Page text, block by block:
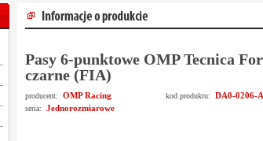
Pasy 6-punktowe OMP Tecnica
czarne (FIA)
producent: OMP Racing kod produktu: DA0-0206-
seria: Jednorozmiarowe